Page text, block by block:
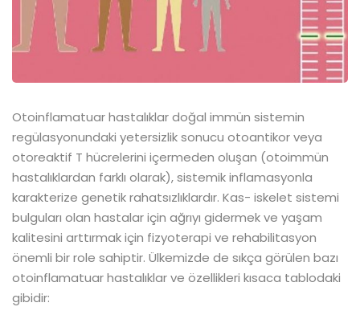
Otoinflamatuar hastalıklar doğal immün sistemin
regülasyonundaki yetersizlik sonucu otoantikor veya
otoreaktif T hücrelerini içermeden oluşan (otoimmün
hastalıklardan farklı olarak), sistemik inflamasyonla
karakterize genetik rahatsızlıklardır. Kas- iskelet sistemi
bulguları olan hastalar için ağrıyı gidermek ve yaşam
kalitesini arttırmak için fizyoterapi ve rehabilitasyon
önemli bir role sahiptir. Ülkemizde de sıkça görülen bazı
otoinflamatuar hastalıklar ve özellikleri kısaca tablodaki
gibidir: